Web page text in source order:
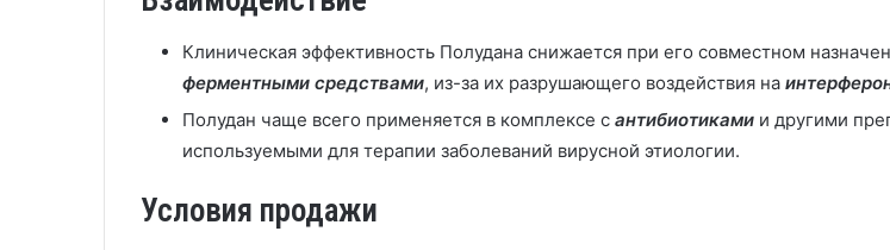
Клиническая эффективность Полудана снижается при его совместном
ферментными средствами, из-за их разрушающего воздействия на
Полудан чаще всего применяется в комплексе с антибиотиками и другими
используемыми для терапии заболеваний вирусной этиологии.
Условия продажи